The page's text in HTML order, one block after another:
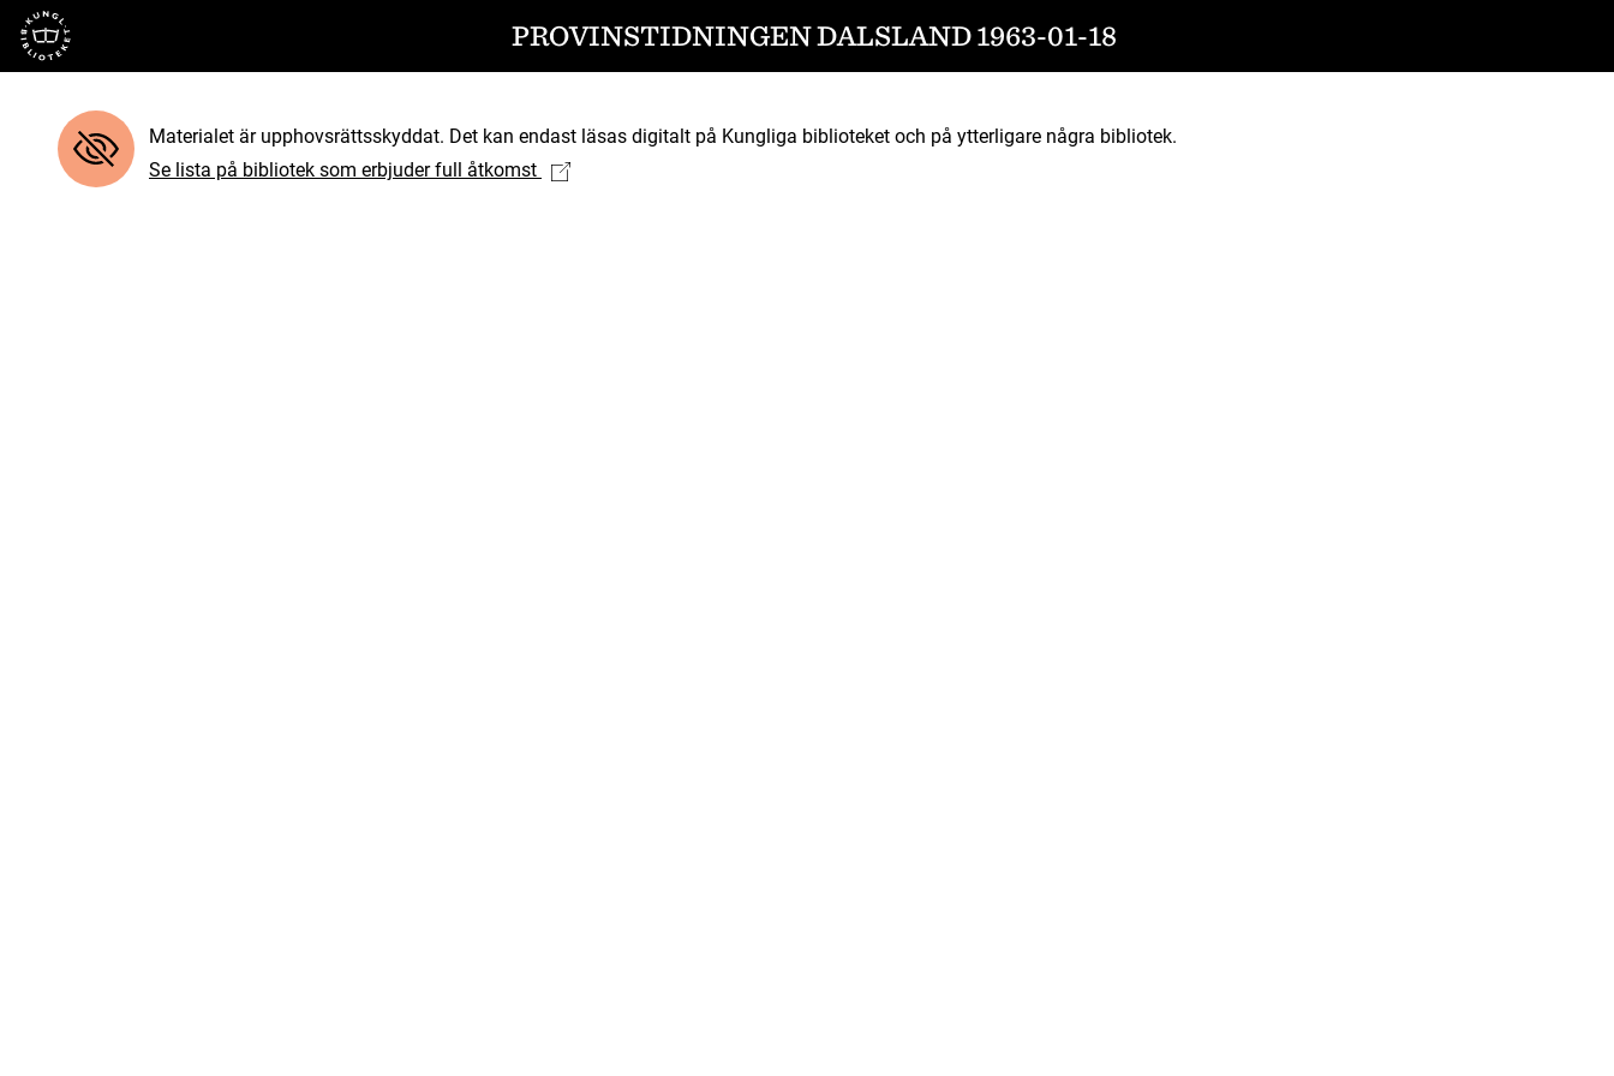
Till startsidan PROVINSTIDNINGEN DALSLAND 1963-01-18
Materialet är upphovsrättsskyddat. Det kan endast läsas digitalt på Kungliga biblioteket och på ytterligare några bibliotek.
Se lista på bibliotek som erbjuder full åtkomst